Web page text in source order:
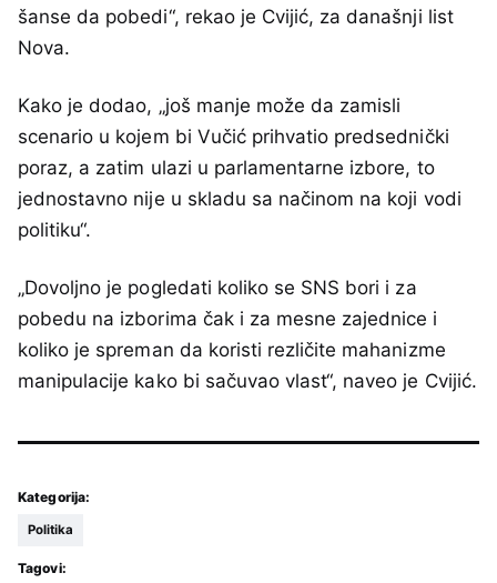
šanse da pobedi“, rekao je Cvijić, za današnji list
Nova.
Kako je dodao, „još manje može da zamisli
scenario u kojem bi Vučić prihvatio predsednički
poraz, a zatim ulazi u parlamentarne izbore, to
jednostavno nije u skladu sa načinom na koji vodi
politiku“.
„Dovoljno je pogledati koliko se SNS bori i za
pobedu na izborima čak i za mesne zajednice i
koliko je spreman da koristi rezličite mahanizme
manipulacije kako bi sačuvao vlast“, naveo je Cvijić.
Kategorija:
Politika
Tagovi: